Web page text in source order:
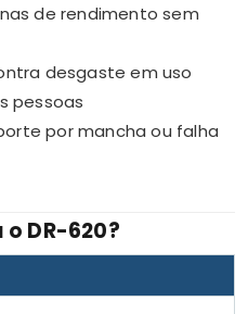
de rendimento sem
desgaste em uso
pessoas
por mancha ou falha
DR-620?